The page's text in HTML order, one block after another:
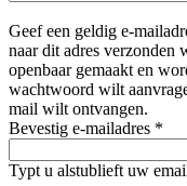
Geef een geldig e-
naar dit adres verzonden
openbaar gemaakt en
wachtwoord wilt
mail wilt ontvangen.
Bevestig e-mailadres *
Typt u alstublieft uw